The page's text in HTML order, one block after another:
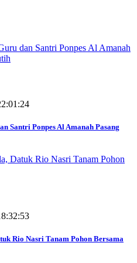
Santri Ponpes Al Amanah Pasang
Rio Nasri Tanam Pohon Bersama